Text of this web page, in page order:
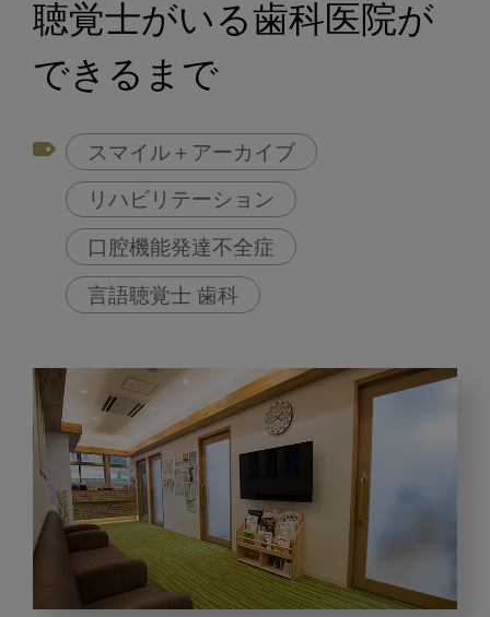
聴覚士がいる歯科医院が
できるまで
スマイル＋アーカイブ
リハビリテーション
口腔機能発達不全症
言語聴覚士 歯科